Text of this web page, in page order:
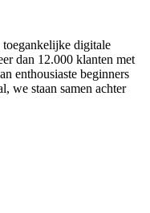
toegankelijke digitale
dan 12.000 klanten met
enthousiaste beginners
we staan samen achter